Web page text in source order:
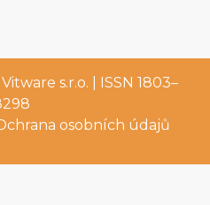
Vitware s.r.o. | ISSN 1803–
osobních údajů